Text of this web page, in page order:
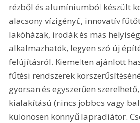
rézből és alumíniumból készült
alacsony vízigényű, innovatív
lakóházak, irodák és más
alkalmazhatók, legyen szó új
felújításról. Kiemelten ajánlott
fűtési rendszerek
gyorsan és egyszerűen
kialakítású (nincs jobbos vagy
különösen könnyű lapradiátor.